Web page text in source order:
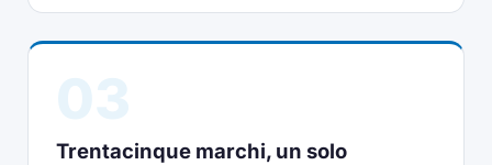
Trentacinque marchi, un solo